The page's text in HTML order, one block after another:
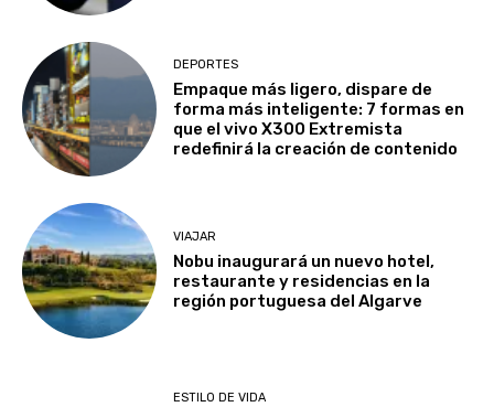
DEPORTES
Empaque más ligero, dispare de
forma más inteligente: 7 formas en
que el vivo X300 Extremista
redefinirá la creación de contenido
VIAJAR
Nobu inaugurará un nuevo hotel,
restaurante y residencias en la
región portuguesa del Algarve
ESTILO DE VIDA